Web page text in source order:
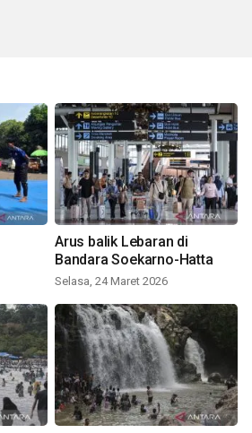
Arus balik Lebaran di
Bandara Soekarno-Hatta
Selasa, 24 Maret 2026